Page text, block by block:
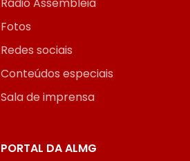
Rádio Assembleia
Fotos
Redes sociais
Conteúdos especiais
Sala de imprensa
PORTAL DA ALMG